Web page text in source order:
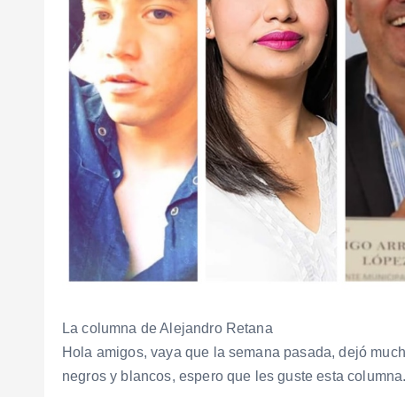
La columna de Alejandro Retana
Hola amigos, vaya que la semana pasada, dejó
negros y blancos, espero que les guste esta columna.